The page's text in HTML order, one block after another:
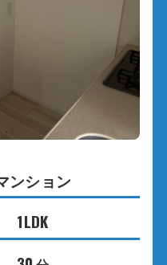
ンション
1LDK